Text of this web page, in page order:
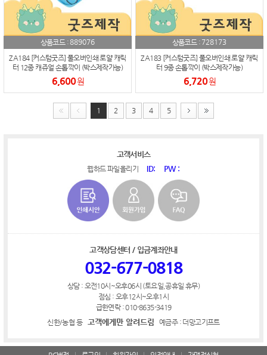
상품코드 :889076
ZA184 [커스텀굿즈] 풀오버인쇄 로얄 캐릭
터 12종 캐쥬얼 손톱깍이 (박스제작가능)
6,600원
상품코드 : 728173
ZA183 [커스텀굿즈] 풀오버인쇄 로얄 캐릭
터 9종 손톱깍이 (박스제작가능)
6,720원
1 2 3 4 5
고객서비스
웹하드 파일올리기 ID: PW :
고객상담센터 / 입금계좌안내
032-677-0818
상담 : 오전10시~오후06시 (토요일,공휴일 휴무)
점심 : 오후12시~오후1시
급한연락 : 010-8635-3419
신한/농협 등 고객에게만 알려드림 예금주 : 더망고기프트